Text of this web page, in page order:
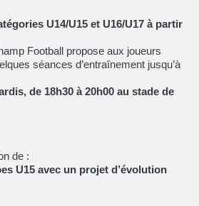
U14/U15 et U16/U17 à partir
Football propose aux joueurs
séances d’entraînement jusqu’à
de 18h30 à 20h00 au stade de
de :
U15 avec un projet d’évolution